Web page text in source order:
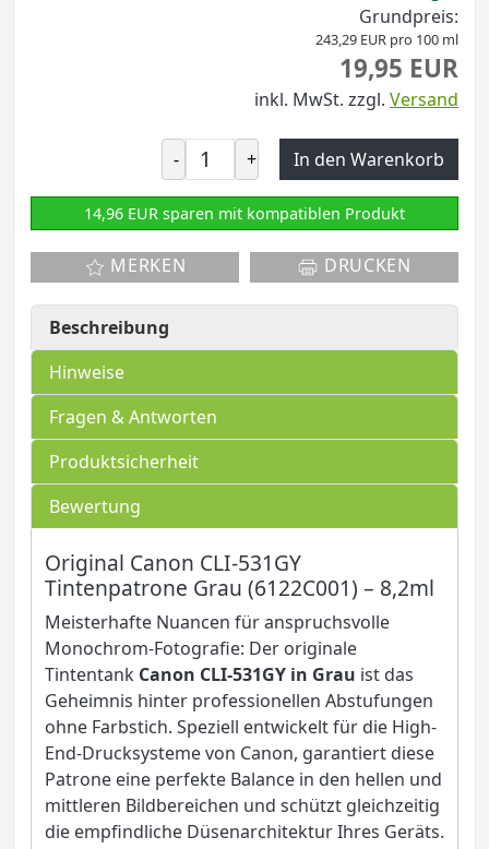
Grundpreis:
243,29 EUR pro 100 ml
19,95 EUR
inkl. MwSt. zzgl. Versand
- + In den Warenkorb
14,96 EUR sparen mit kompatiblen Produkt
MERKEN DRUCKEN
Beschreibung
Hinweise
Fragen & Antworten
Produktsicherheit
Bewertung
Original Canon CLI-531GY
Tintenpatrone Grau (6122C001) – 8,2ml
Meisterhafte Nuancen für anspruchsvolle
Monochrom-Fotografie: Der originale
Tintentank Canon CLI-531GY in Grau ist das
Geheimnis hinter professionellen Abstufungen
ohne Farbstich. Speziell entwickelt für die High-
End-Drucksysteme von Canon, garantiert diese
Patrone eine perfekte Balance in den hellen und
mittleren Bildbereichen und schützt gleichzeitig
die empfindliche Düsenarchitektur Ihres Geräts.